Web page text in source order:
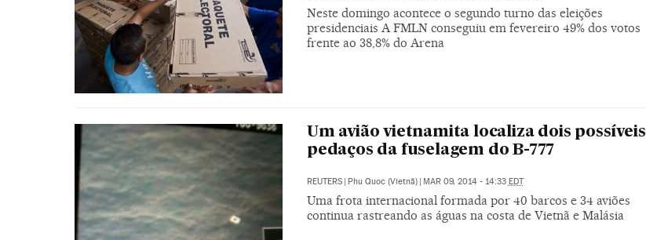
Neste domingo acontece o segundo turno das eleições
presidenciais A FMLN conseguiu em fevereiro 49% dos votos
frente ao 38,8% do Arena
Um avião vietnamita localiza dois possíveis
pedaços da fuselagem do B-777
REUTERS | Phu Quoc (Vietnã) | MAR 09, 2014 - 14:33 EDT
Uma frota internacional formada por 40 barcos e 34 aviões
continua rastreando as águas na costa de Vietnã e Malásia